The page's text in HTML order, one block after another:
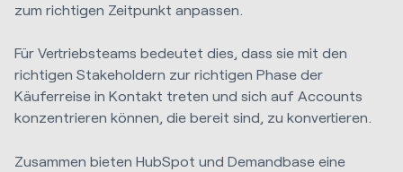
zum richtigen Zeitpunkt anpassen.
Für Vertriebsteams bedeutet dies, dass sie mit den
richtigen Stakeholdern zur richtigen Phase der
Käuferreise in Kontakt treten und sich auf Accounts
konzentrieren können, die bereit sind, zu konvertieren.
Zusammen bieten HubSpot und Demandbase eine